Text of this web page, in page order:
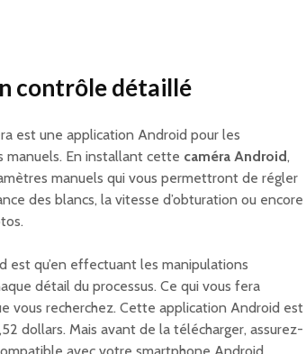
contrôle détaillé
est une application Android pour les
manuels. En installant cette caméra Android,
manuels qui vous permettront de régler
des blancs, la vitesse d’obturation ou encore
est qu’en effectuant les manipulations
détail du processus. Ce qui vous fera
vous recherchez. Cette application Android est
dollars. Mais avant de la télécharger, assurez-